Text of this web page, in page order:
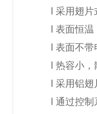
l 采用翅
l 表面恒
l 表面不
l 热容小
l 采用铝
l 通过控